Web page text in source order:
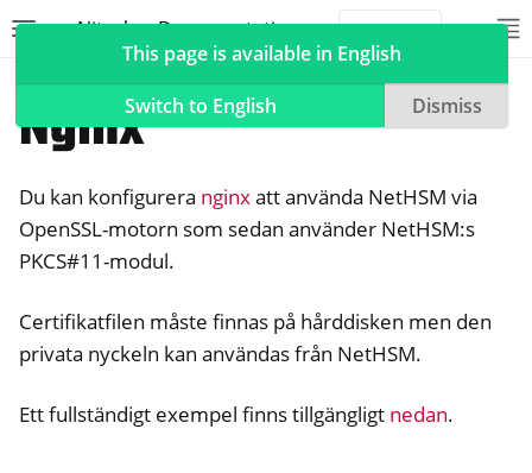
Nitrokey Documentation
navigation of Nitrokeys
navigation of NitroPad, NitroPC
navigation of NextBox
Nginx
Du kan konfigurera nginxatt använda NetHSM via
OpenSSL-motorn som sedan använder NetHSM:s
PKCS#11-modul.
Certifikatfilen måste finnas på hårddisken men den
privata nyckeln kan användas från NetHSM.
Ett fullständigt exempel finns tillgängligt nedan.
This page is available in English
Switch to English
Dismiss